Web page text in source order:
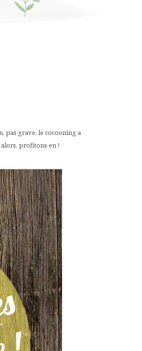
pas grave, le cocooning a
alors, profitons-en !